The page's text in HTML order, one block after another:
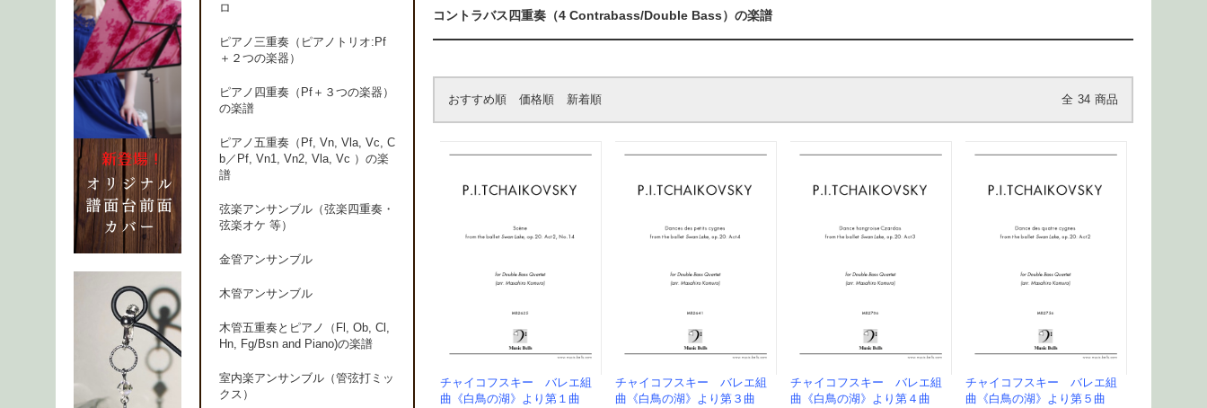
コントラバス四重奏（4 Contrabass/Double Bass）の楽譜
おすすめ順 価格順 新着順 全 34 商品
チャイコフスキー バレエ組
曲《白鳥の湖》より第１曲
チャイコフスキー バレエ組
曲《白鳥の湖》より第３曲
チャイコフスキー バレエ組
曲《白鳥の湖》より第４曲
チャイコフスキー バレエ組
曲《白鳥の湖》より第５曲
ロ
ピアノ三重奏（ピアノトリオ:Pf
＋２つの楽器）
ピアノ四重奏（Pf＋３つの楽器）
の楽譜
ピアノ五重奏（Pf, Vn, Vla, Vc, C
b／Pf, Vn1, Vn2, Vla, Vc ）の楽
譜
弦楽アンサンブル（弦楽四重奏・
弦楽オケ 等）
金管アンサンブル
木管アンサンブル
木管五重奏とピアノ（Fl, Ob, Cl,
Hn, Fg/Bsn and Piano)の楽譜
室内楽アンサンブル（管弦打ミッ
クス）